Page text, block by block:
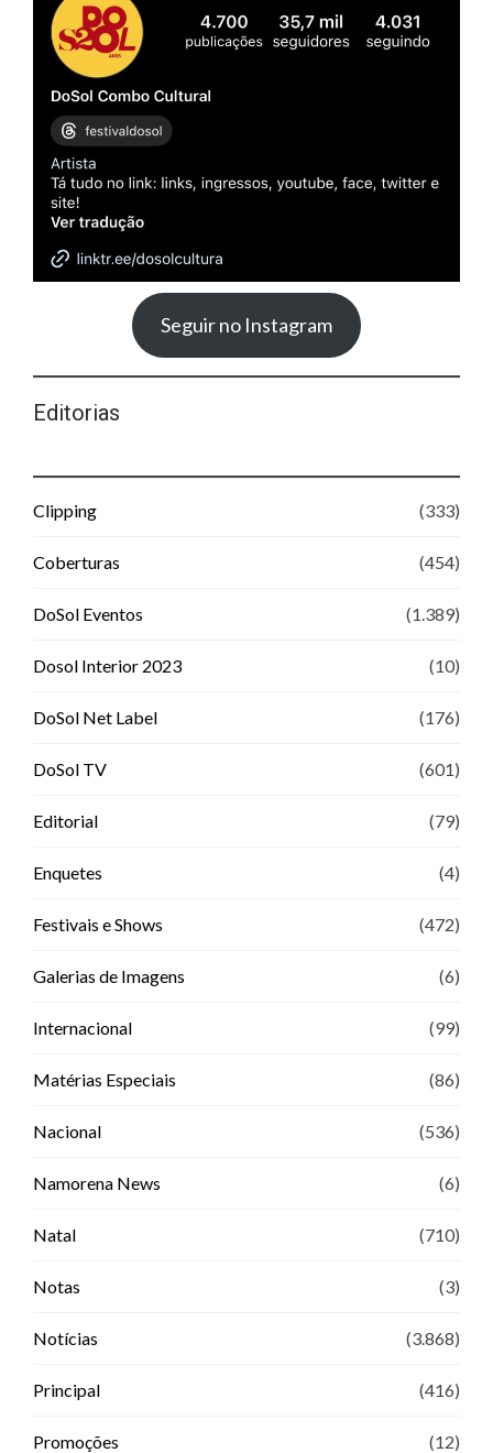
Seguir no Instagram
Editorias
Clipping (333)
Coberturas (454)
DoSol Eventos (1.389)
Dosol Interior 2023 (10)
DoSol Net Label (176)
DoSol TV (601)
Editorial (79)
Enquetes (4)
Festivais e Shows (472)
Galerias de Imagens (6)
Internacional (99)
Matérias Especiais (86)
Nacional (536)
Namorena News (6)
Natal (710)
Notas (3)
Notícias (3.868)
Principal (416)
Promoções (12)